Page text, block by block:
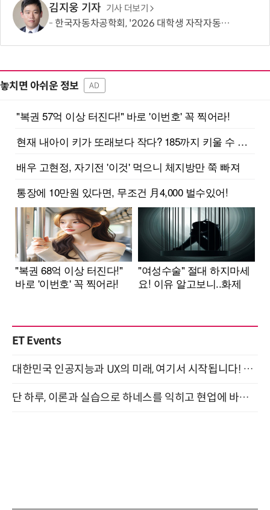
김지웅 기자 기사 더보기
한국자동차공학회, '2026 대학생 자작자동차대회 포뮬러 부문' 개최
놓치면 아쉬운 정보 AD
ET Events
대한민국 인공지능과 UX의 미래, 여기서 시작됩니다! UX Korea 2026 - Fall 9월 2일 개최
단 하루, 이론과 실습으로 하네스를 익히고 현업에 바로 쓰는 핸즈온 워크숍 (8/20)